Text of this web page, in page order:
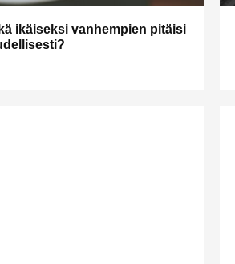
ikäiseksi vanhempien pitäisi